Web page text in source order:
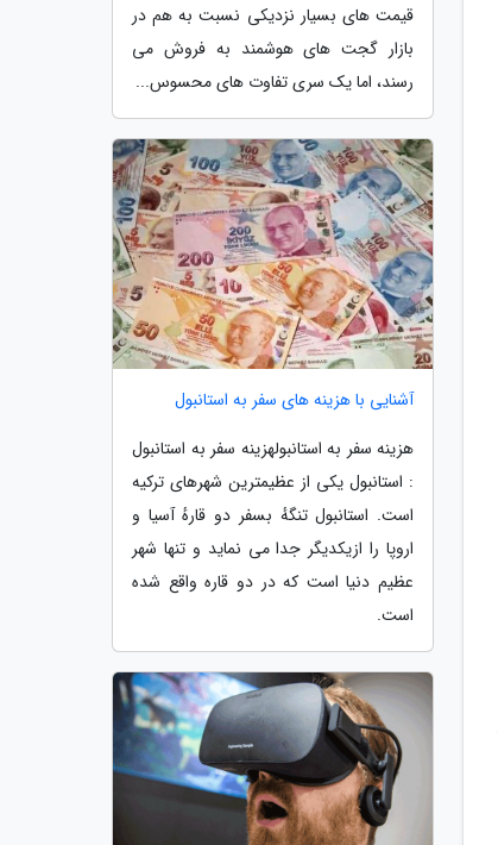
قیمت های بسیار نزدیکی نسبت به هم در
بازار گجت های هوشمند به فروش می
رسند، اما یک سری تفاوت های محسوس...
آشنایی با هزینه های سفر به استانبول
هزینه سفر به استانبولهزینه سفر به استانبول
: استانبول یکی از عظیمترین شهرهای ترکیه
است. استانبول تنگهٔ بسفر دو قارهٔ آسیا و
اروپا را ازیکدیگر جدا می نماید و تنها شهر
عظیم دنیا است که در دو قاره واقع شده
است.